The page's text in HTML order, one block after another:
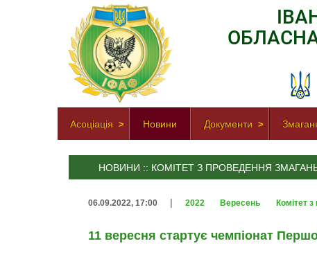
Асоціація Новини Документи
НОВИНИ :: КОМІТЕТ З ПРОВЕДЕННЯ
06.09.2022, 17:00 | 2022 Вересень Комітет
11 вересня стартує чемпіонат